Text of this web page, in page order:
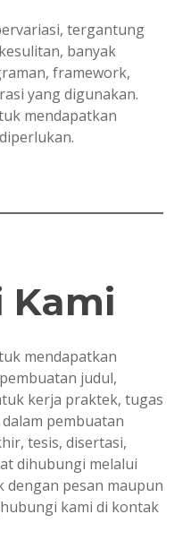
tergantung
banyak
framework,
yang digunakan.
mendapatkan
Kami
mendapatkan
judul,
kerja praktek, tugas
pembuatan
tesis, disertasi,
dihubungi melalui
dengan pesan maupun
kami di kontak